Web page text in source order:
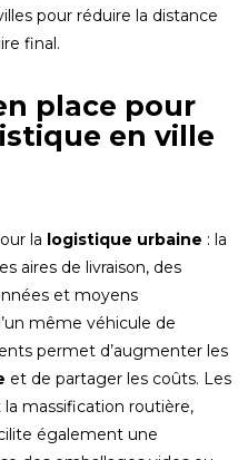
pour réduire la distance
final.
place pour
en ville
la logistique urbaine : la
aires de livraison, des
et moyens
même véhicule de
permet d’augmenter les
et de partager les coûts. Les
la massification routière,
également une